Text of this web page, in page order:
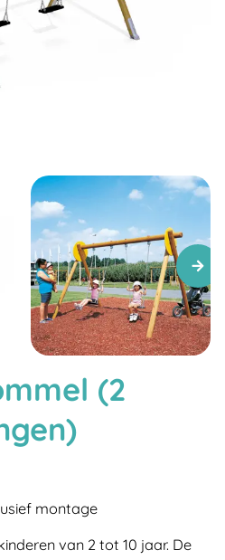
(2
montage
van 2 tot 10 jaar. De